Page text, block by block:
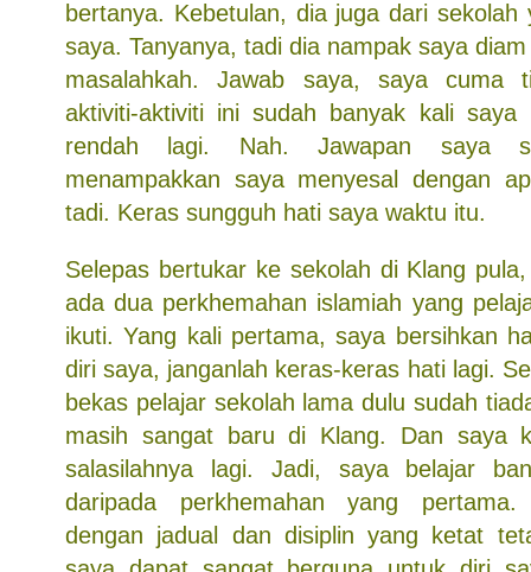
bertanya. Kebetulan, dia juga dari sekolah
saya. Tanyanya, tadi dia nampak saya
masalahkah. Jawab saya, saya cuma
aktiviti-aktiviti ini sudah banyak kali saya
rendah lagi. Nah. Jawapan saya
menampakkan saya menyesal dengan
tadi. Keras sungguh hati saya waktu itu.
Selepas bertukar ke sekolah di Klang
ada dua perkhemahan islamiah yang
ikuti. Yang kali pertama, saya bersihkan
diri saya, janganlah keras-keras hati lagi.
bekas pelajar sekolah lama dulu sudah
masih sangat baru di Klang. Dan saya
salasilahnya lagi. Jadi, saya belajar
daripada perkhemahan yang
dengan jadual dan disiplin yang ketat